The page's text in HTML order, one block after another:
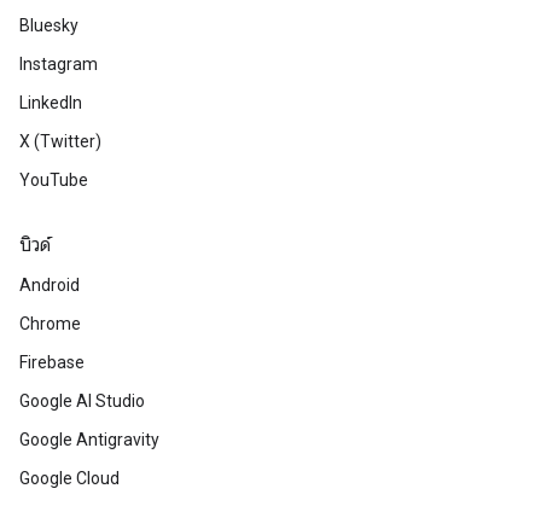
Bluesky
Instagram
LinkedIn
X (Twitter)
YouTube
บิวด์
Android
Chrome
Firebase
Google AI Studio
Google Antigravity
Google Cloud